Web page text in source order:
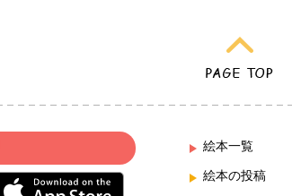
絵本一覧
絵本の投稿